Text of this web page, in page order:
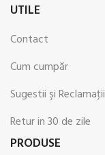
UTILE
Contact
Cum cumpăr
Sugestii şi Reclamaţii
Retur in 30 de zile
PRODUSE